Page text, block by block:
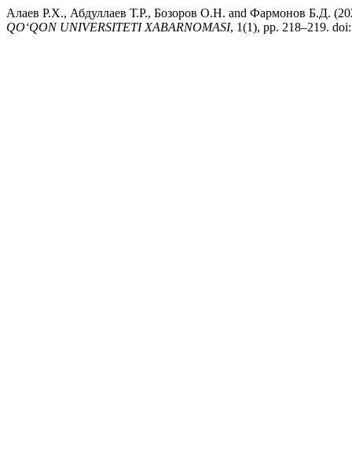
Алаев Р.Х., Абдуллаев Т.Р., Бозоров О.Н. and
QO‘QON UNIVERSITETI XABARNOMASI, 1(1), pp. 218–219.